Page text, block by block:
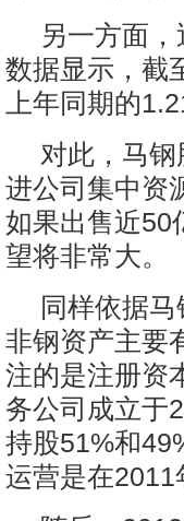
另一方面
数据显示，截
上年同期的
对此，马
进公司集中资
如果出售近50
望将非常大。
同样依据
非钢资产主要
注的是注册资
务公司成立于
持股51%和
运营是在